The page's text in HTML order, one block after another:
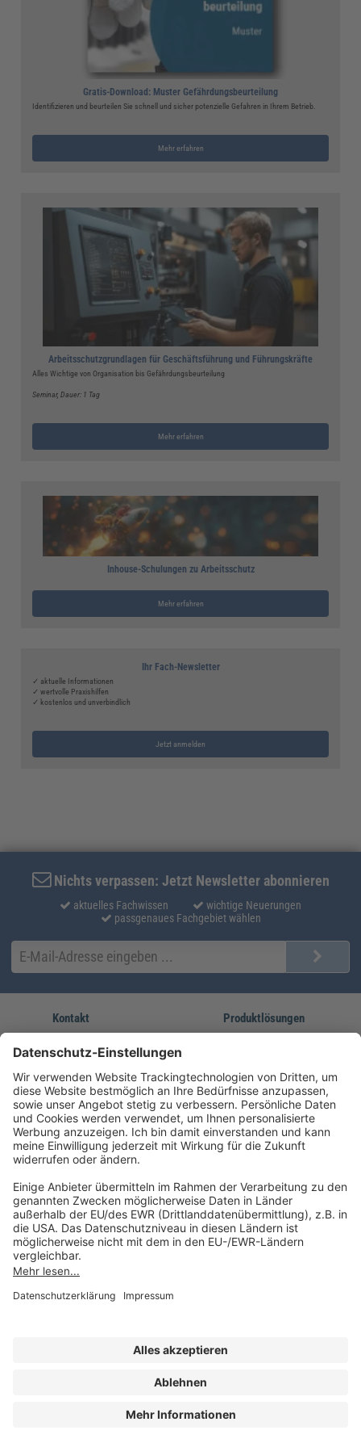
Gratis-Download: Muster Gefährdungsbeurteilung
Identifizieren und beurteilen Sie schnell und sicher potenzielle Gefahren in Ihrem Betrieb.
Mehr erfahren
Arbeitsschutzgrundlagen für Geschäftsführung und Führungskräfte
Alles Wichtige von Organisation bis Gefährdungsbeurteilung
Seminar, Dauer: 1 Tag
Mehr erfahren
Inhouse-Schulungen zu Arbeitsschutz
Mehr erfahren
Ihr Fach-Newsletter
✓ aktuelle Informationen
✓ wertvolle Praxishilfen
✓ kostenlos und unverbindlich
Jetzt anmelden
Nichts verpassen: Jetzt Newsletter abonnieren
aktuelles Fachwissen
wichtige Neuerungen
passgenaues Fachgebiet wählen
Kontakt
service@forum-verlag.com
Mo-Do 07:30 - 17:00 Uhr
Fr 07:30 - 15:00 Uhr
Produktlösungen
Unsere Marken
Folgen Sie uns
Impressum
Datenschutz